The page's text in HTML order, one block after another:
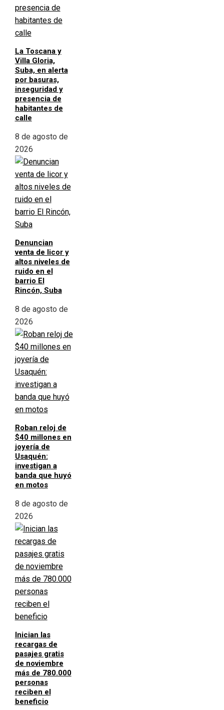
La Toscana y
Villa Gloria,
Suba, en alerta
por basuras,
inseguridad y
presencia de
habitantes de
calle
8 de agosto de
2026
Denuncian
venta de licor y
altos niveles de
ruido en el
barrio El
Rincón, Suba
8 de agosto de
2026
Roban reloj de
$40 millones en
joyería de
Usaquén:
investigan a
banda que huyó
en motos
8 de agosto de
2026
Inician las
recargas de
pasajes gratis
de noviembre
más de 780.000
personas
reciben el
beneficio